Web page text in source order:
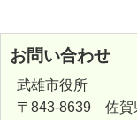
お問い合わせ
武雄市役所
〒843-8639 佐賀